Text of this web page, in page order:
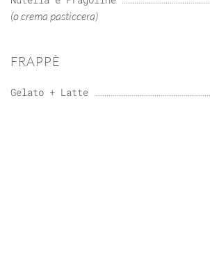
(o crema pasticcera)
FRAPPÈ
Gelato + Latte